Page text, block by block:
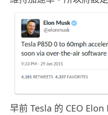
早前 Tesla 的 CEO